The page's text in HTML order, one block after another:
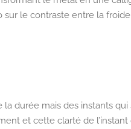
sur le contraste entre la
la durée mais des instants
et cette clarté de